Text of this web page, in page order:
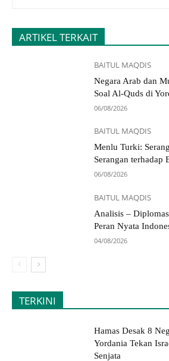
ARTIKEL TERKAIT
BAITUL MAQDIS
Negara Arab dan
Soal Al-Quds di
06/08/2026
BAITUL MAQDIS
Menlu Turki:
Serangan terhadap
06/08/2026
BAITUL MAQDIS
Analisis –
Peran Nyata
04/08/2026
TERKINI
Hamas Desak 8
Yordania Tekan
Senjata